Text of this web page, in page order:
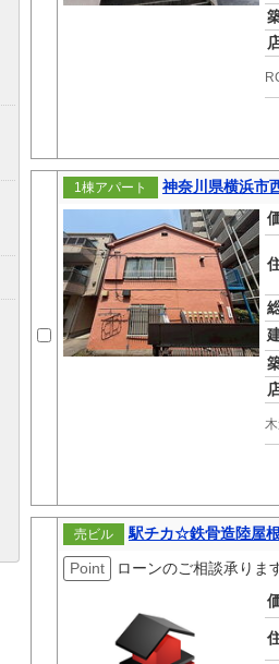
1棟アパート
神奈川県横浜市
売ビル
駅チカ☆鉄骨造陸屋
Point
ローンのご相談承りま